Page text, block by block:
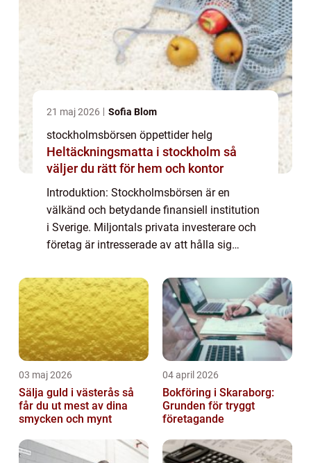
21 maj 2026 Sofia Blom
stockholmsbörsen öppettider helg
Heltäckningsmatta i stockholm så
väljer du rätt för hem och kontor
Introduktion: Stockholmsbörsen är en
välkänd och betydande finansiell institution
i Sverige. Miljontals privata investerare och
företag är intresserade av att hålla sig
tider då börsen är öppen under helge...
03 maj 2026
Sälja guld i västerås så
får du ut mest av dina
smycken och mynt
04 april 2026
Bokföring i Skaraborg:
Grunden för tryggt
företagande